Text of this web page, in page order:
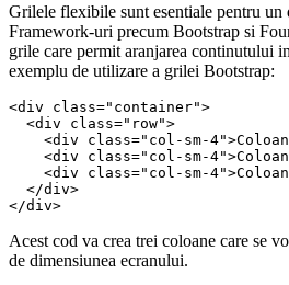
Grilele flexibile sunt esentiale pentru un
Framework-uri precum Bootstrap si
grile care permit aranjarea continutului
exemplu de utilizare a grilei Bootstrap:
<div class="container">
  <div class="row">
<div class="col-sm-
<div class="col-sm-
<div class="col-sm-
  </div>
Acest cod va crea trei coloane care se
de dimensiunea ecranului.